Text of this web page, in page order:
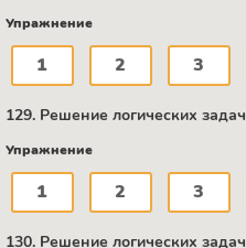
Упражнение
1 2 3
129. Решение логических задач
Упражнение
1 2 3
130. Решение логических задач